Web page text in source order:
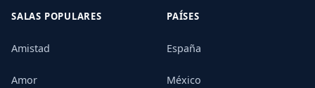
SALAS POPULARES
Amistad
Amor
PAÍSES
España
México